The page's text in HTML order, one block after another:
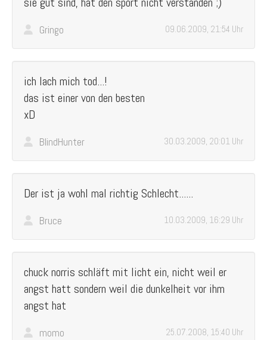
Gringo 09.06.2009, 21:54 Uhr
ich lach mich tod...!
das ist einer von den besten
xD
BlindHunter 30.03.2009, 20:01 Uhr
Der ist ja wohl mal richtig Schlecht......
Bruce 10.03.2009, 16:29 Uhr
chuck norris schläft mit licht ein, nicht weil er
angst hatt sondern weil die dunkelheit vor ihm
angst hat
momo 25.07.2008, 15:40 Uhr